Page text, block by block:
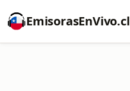
EmisorasEnVivo.cl